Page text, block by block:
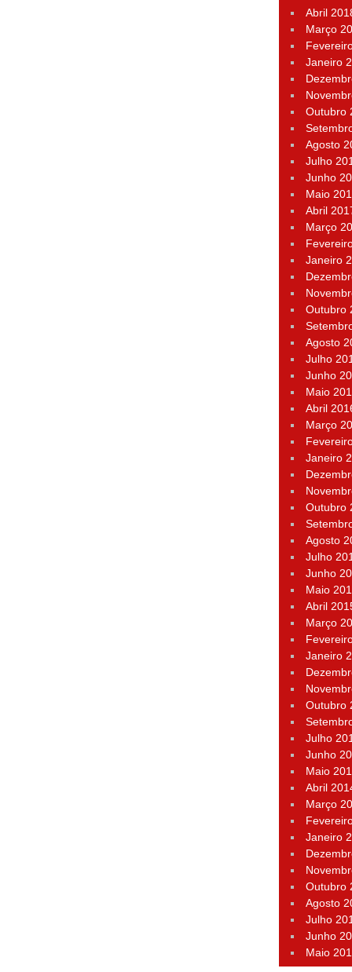
Abril
Março
Janeiro
Outubro
Agosto
Julho
Junho
Maio
Abril
Março
Janeiro
Outubro
Agosto
Julho
Junho
Maio
Abril
Março
Janeiro
Outubro
Agosto
Julho
Junho
Maio
Abril
Março
Janeiro
Outubro
Julho
Junho
Maio
Abril
Março
Janeiro
Outubro
Agosto
Julho
Junho
Maio